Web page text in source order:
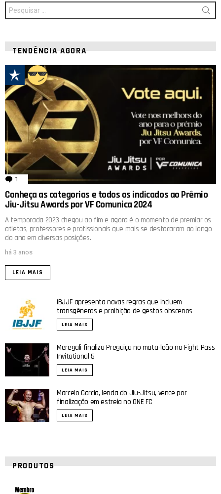
Procurar
por:
TENDÊNCIA AGORA
1 comentário
Conheça as categorias e todos os indicados ao Prêmio
Jiu-Jitsu Awards por VF Comunica 2024
A temporada 2023 chegou ao fim e agora é o momento de premiar os
atletas, professores e profissionais que mais se destacaram ao longo
do ano em diversas posições.
há 3 anos
LEIA MAIS
IBJJF apresenta novas regras que incluem
transgêneros e proibição de gestos obscenos
LEIA MAIS
Meregali finaliza Preguiça no mata-leão no Fight Pass
Invitational 5
LEIA MAIS
Marcelo Garcia, lenda do Jiu-Jitsu, vence por
finalização em estreia no ONE FC
LEIA MAIS
PRODUTOS